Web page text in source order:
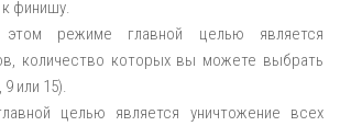
финишу.
режиме главной целью является
количество которых вы можете выбрать
или 15).
целью является уничтожение всех